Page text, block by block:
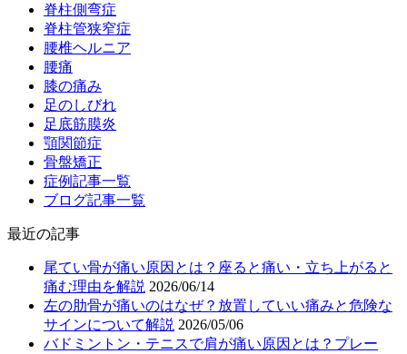
脊柱側弯症
脊柱管狭窄症
腰椎ヘルニア
腰痛
膝の痛み
足のしびれ
足底筋膜炎
顎関節症
骨盤矯正
症例記事一覧
ブログ記事一覧
最近の記事
尾てい骨が痛い原因とは？座ると痛い・立ち上がると
痛む理由を解説 2026/06/14
左の肋骨が痛いのはなぜ？放置していい痛みと危険な
サインについて解説 2026/05/06
バドミントン・テニスで肩が痛い原因とは？プレー